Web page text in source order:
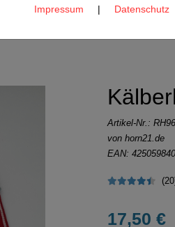
Bullen
Artikel-Nr.:
von horn21.de
EAN:
17,50 €
Impressum | Datenschutz